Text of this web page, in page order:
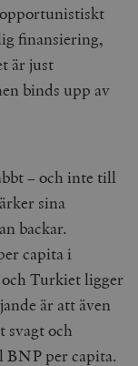
finansiering,
är just
binds upp av
– och inte till
sina
backar.
capita i
och Turkiet ligger
är att även
svagt och
BNP per capita.